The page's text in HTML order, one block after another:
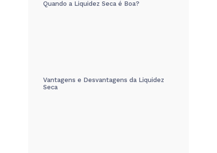
Quando a Liquidez Seca é Boa?
Vantagens e Desvantagens da Liquidez
Seca